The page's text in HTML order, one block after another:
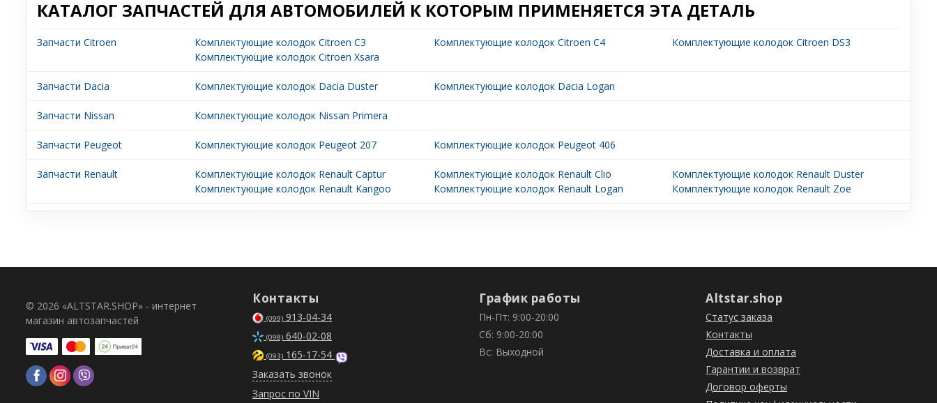
КАТАЛОГ ЗАПЧАСТЕЙ ДЛЯ АВТОМОБИЛЕЙ К КОТОРЫМ ПРИМЕНЯЕТСЯ ЭТА ДЕТАЛЬ
Запчасти Citroen Комплектующие колодок Citroen C3 Комплектующие колодок Citroen C4
Комплектующие колодок Citroen DS3
Комплектующие колодок Citroen Xsara
Запчасти Dacia Комплектующие колодок Dacia Duster Комплектующие колодок Dacia Logan
Запчасти Nissan Комплектующие колодок Nissan Primera
Запчасти Peugeot Комплектующие колодок Peugeot 207 Комплектующие колодок Peugeot 406
Запчасти Renault Комплектующие колодок Renault Captur Комплектующие колодок Renault Clio
Комплектующие колодок Renault Duster
Комплектующие колодок Renault Kangoo
Комплектующие колодок Renault Logan Комплектующие колодок Renault Zoe
© 2026 «ALTSTAR.SHOP» - интернет
магазин автозапчастей
Контакты
(099) 913-04-34
(098) 640-02-08
(093) 165-17-54
Заказать звонок
Запрос по VIN
График работы
Пн-Пт: 9:00-20:00
Сб: 9:00-20:00
Вс: Выходной
Altstar.shop
Статус заказа
Контакты
Доставка и оплата
Гарантии и возврат
Договор оферты